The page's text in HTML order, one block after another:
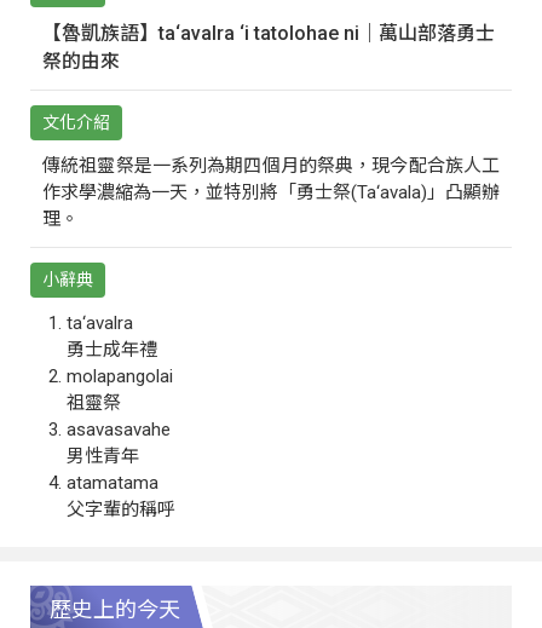
【魯凱族語】ta‘avalra ‘i tatolohae ni｜萬山部落勇士
祭的由來
文化介紹
傳統祖靈祭是一系列為期四個月的祭典，現今配合族人工
作求學濃縮為一天，並特別將「勇士祭(Ta‘avala)」凸顯辦
理。
小辭典
ta‘avalra
勇士成年禮
molapangolai
祖靈祭
asavasavahe
男性青年
atamatama
父字輩的稱呼
歷史上的今天